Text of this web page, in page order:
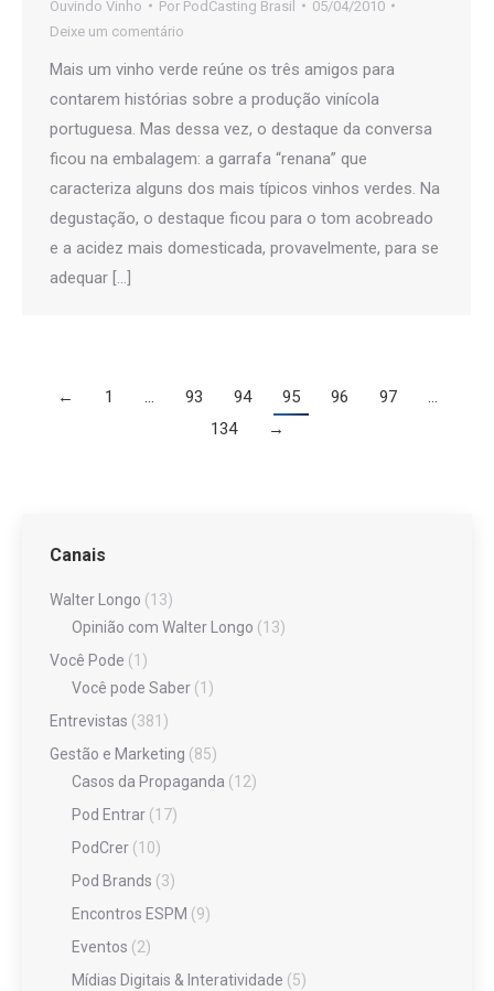
Ouvindo Vinho Por PodCasting Brasil
05/04/2010
Deixe um comentário
Mais um vinho verde reúne os três amigos para
contarem histórias sobre a produção vinícola
portuguesa. Mas dessa vez, o destaque da conversa
ficou na embalagem: a garrafa “renana” que
caracteriza alguns dos mais típicos vinhos verdes. Na
degustação, o destaque ficou para o tom acobreado
e a acidez mais domesticada, provavelmente, para se
adequar […]
← 1 … 93 94 95 96 97
…
134
→
Canais
Walter Longo (13)
Opinião com Walter Longo (13)
Você Pode (1)
Você pode Saber (1)
Entrevistas (381)
Gestão e Marketing (85)
Casos da Propaganda (12)
Pod Entrar (17)
PodCrer (10)
Pod Brands (3)
Encontros ESPM (9)
Eventos (2)
Mídias Digitais & Interatividade (5)